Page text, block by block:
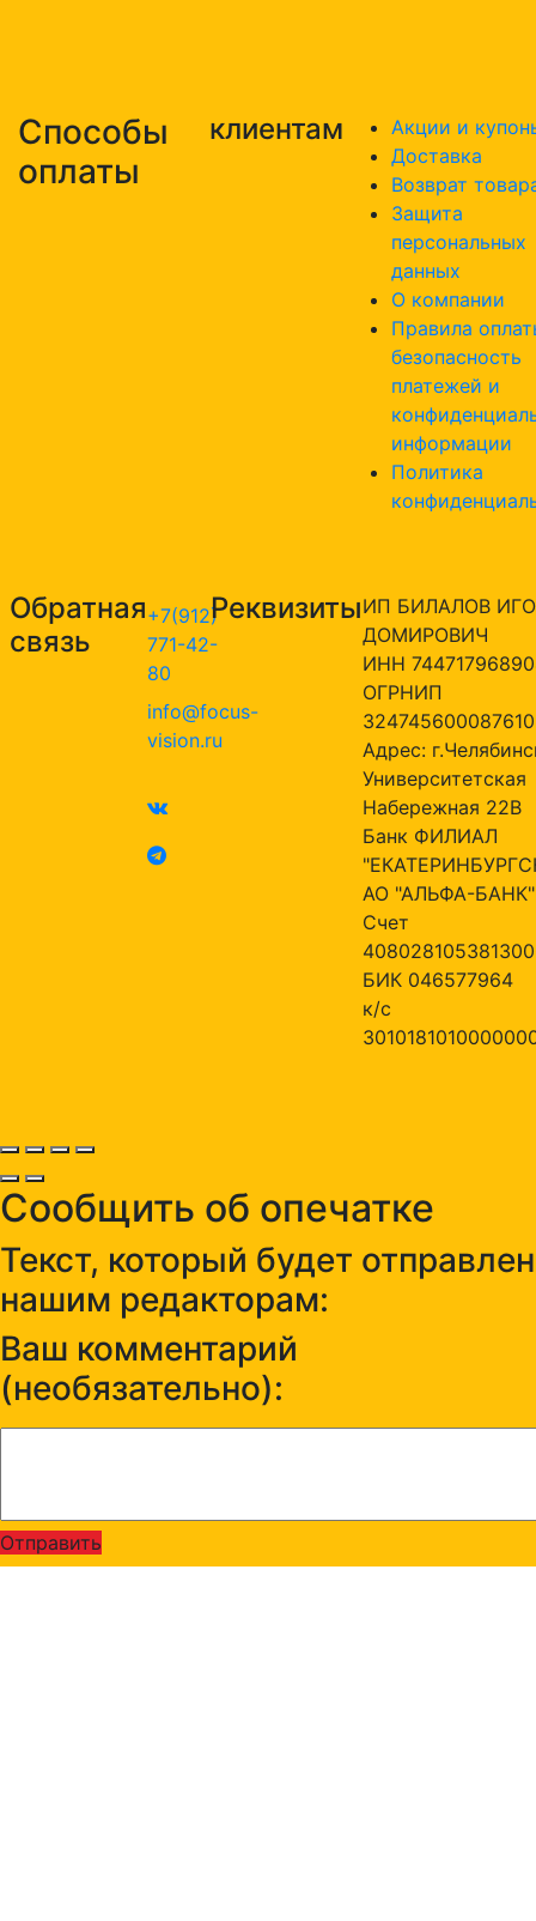
Способы
оплаты
клиентам
Акции и
Доставка
Возврат
Защита
персональных
данных
О компании
Правила
безопасность
платежей и
информации
Политика
Обратная
связь
+7(912)
771-42-
80
info@focus-
vision.ru
РеквизитыИП БИЛАЛОВ
ДОМИРОВИЧ
ИНН
ОГРНИП
324745600087610
Адрес:
Университетская
Набережная 22В
Банк ФИЛИАЛ
АО "АЛЬФА-БАНК"
Счет
БИК 046577964
к/с
Сообщить об опечатке
Текст, который будет отправлен
нашим редакторам:
Ваш комментарий
(необязательно):
Отправить